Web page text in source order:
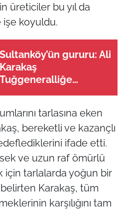
üreticiler bu yıl da
koyuldu.
Sultanköy’ün gururu: Ali
Karakaş
Tuğgeneralliğe
tarlasına eken
bereketli ve kazançlı
ifade etti.
ve uzun raf ömürlü
için tarlalarda yoğun bir
belirten Karakaş, tüm
karşılığını tam